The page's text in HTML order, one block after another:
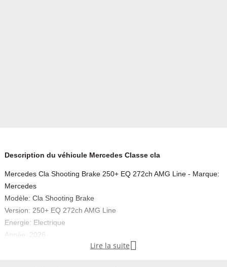
Description du véhicule Mercedes Classe cla
Mercedes Cla Shooting Brake 250+ EQ 272ch AMG Line - Marque:
Mercedes
Modèle: Cla Shooting Brake
Version: 250+ EQ 272ch AMG Line
Energie: Electrique
Année: 2026
Couleur: Noir cosmos métalliséLire la suite 